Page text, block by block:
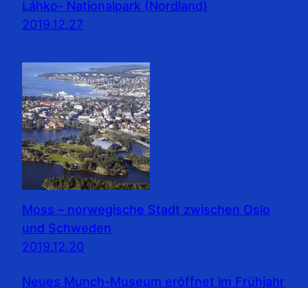
Láhko- Nationalpark (Nordland)
2019.12.27
Moss – norwegische Stadt zwischen Oslo
und Schweden
2019.12.20
Neues Munch-Museum eröffnet im Frühjahr